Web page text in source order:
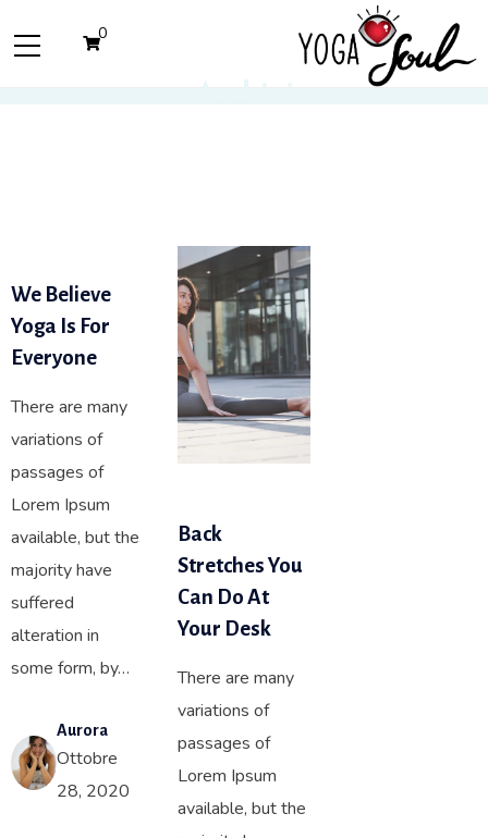
0
We Believe
Yoga Is For
Everyone
There are many
variations of
passages of
Lorem Ipsum
available, but the
majority have
suffered
alteration in
some form, by…
Aurora
Ottobre
28, 2020
Back
Stretches You
Can Do At
Your Desk
There are many
variations of
passages of
Lorem Ipsum
available, but the